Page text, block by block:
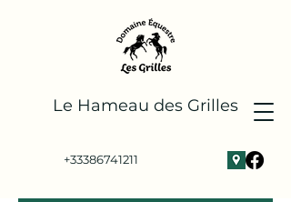
Le Hameau des Grilles
+33386741211